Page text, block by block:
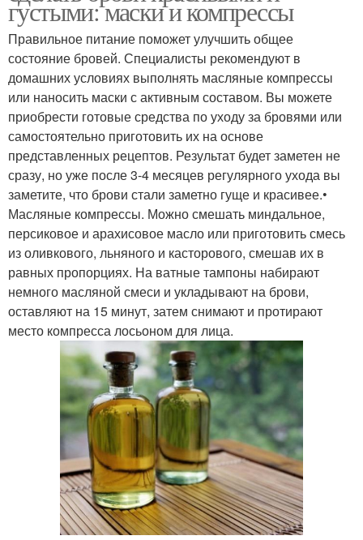
густыми: маски и компрессы
Правильное питание поможет улучшить общее
состояние бровей. Специалисты рекомендуют в
домашних условиях выполнять масляные компрессы
или наносить маски с активным составом. Вы можете
приобрести готовые средства по уходу за бровями или
самостоятельно приготовить их на основе
представленных рецептов. Результат будет заметен не
сразу, но уже после 3-4 месяцев регулярного ухода вы
заметите, что брови стали заметно гуще и красивее.•
Масляные компрессы. Можно смешать миндальное,
персиковое и арахисовое масло или приготовить смесь
из оливкового, льняного и касторового, смешав их в
равных пропорциях. На ватные тампоны набирают
немного масляной смеси и укладывают на брови,
оставляют на 15 минут, затем снимают и протирают
место компресса лосьоном для лица.